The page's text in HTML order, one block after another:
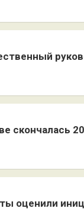
скончалась
оценили